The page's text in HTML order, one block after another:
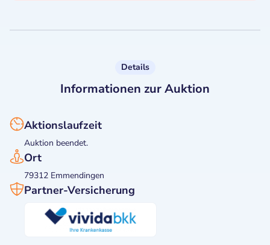
Details
Informationen zur Auktion
Aktionslaufzeit
Auktion beendet.
Ort
79312 Emmendingen
Partner-Versicherung